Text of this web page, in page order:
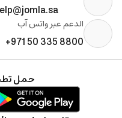
الدعم عبر واتس آب
+971 50 335 8800
حمل